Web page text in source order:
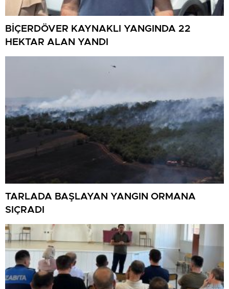
BİÇERDÖVER KAYNAKLI YANGINDA 22
HEKTAR ALAN YANDI
TARLADA BAŞLAYAN YANGIN ORMANA
SIÇRADI